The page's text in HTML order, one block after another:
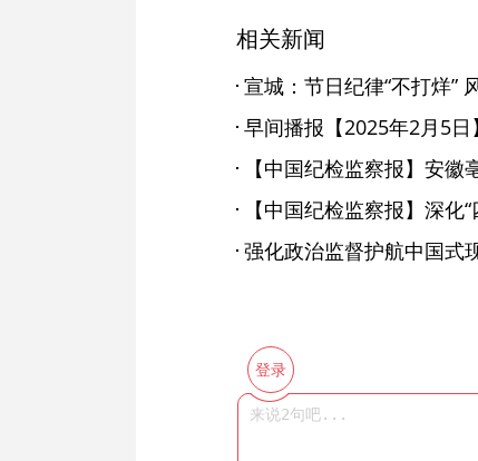
相关新闻
宣城：节日纪律“不打烊”
早间播报【2025年2月5日】
【中国纪检监察报】深化
强化政治监督护航中国式
登录